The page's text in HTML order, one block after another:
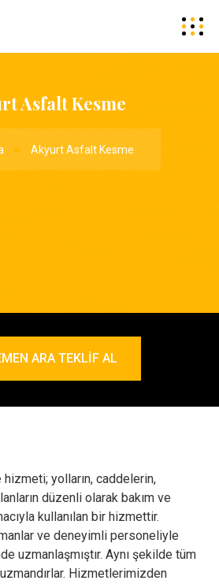
Asfalt Kesme
Akyurt Asfalt Kesme
ARA TEKLIF AL
hizmeti; yolların, caddelerin,
düzenli olarak bakım ve
kullanılan bir hizmettir.
ve deneyimli personeliyle
uzmanlaşmıştır. Aynı şekilde tüm
Hizmetlerimizden